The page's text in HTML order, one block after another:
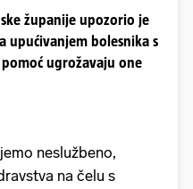
županije upozorio je
upućivanjem bolesnika s
ugrožavaju one
neslužbeno,
na čelu s